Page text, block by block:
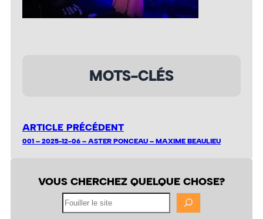
MOTS-CLÉS
ARTICLE PRÉCÉDENT
001 – 2025-12-06 – ASTER PONCEAU – MAXIME BEAULIEU
VOUS CHERCHEZ QUELQUE CHOSE?